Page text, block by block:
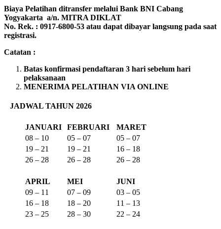
Biaya Pelatihan ditransfer melalui Bank BNI Cabang
Yogyakarta a/n. MITRA DIKLAT
No. Rek. : 0917-6800-53 atau dapat dibayar langsung pada saat
registrasi.
Catatan :
Batas konfirmasi pendaftaran 3 hari sebelum hari
pelaksanaan
MENERIMA PELATIHAN VIA ONLINE
JADWAL TAHUN 2026
JANUARI FEBRUARI
MARET
08 – 10
05 – 07
05 – 07
19 – 21
19 – 21
16 – 18
26 – 28
26 – 28 26 – 28
APRIL MEI
JUNI
09 – 11
07 – 09
03 – 05
16 – 18
18 – 20
11 – 13
23 – 25
28 – 30 22 – 24